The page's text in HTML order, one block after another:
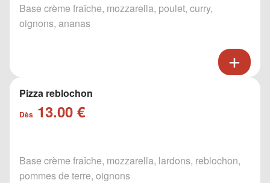
Base crème fraîche, mozzarella, poulet, curry,
oignons, ananas
Pizza reblochon
Dès 13.00 €
Base crème fraîche, mozzarella, lardons, reblochon,
pommes de terre, oignons